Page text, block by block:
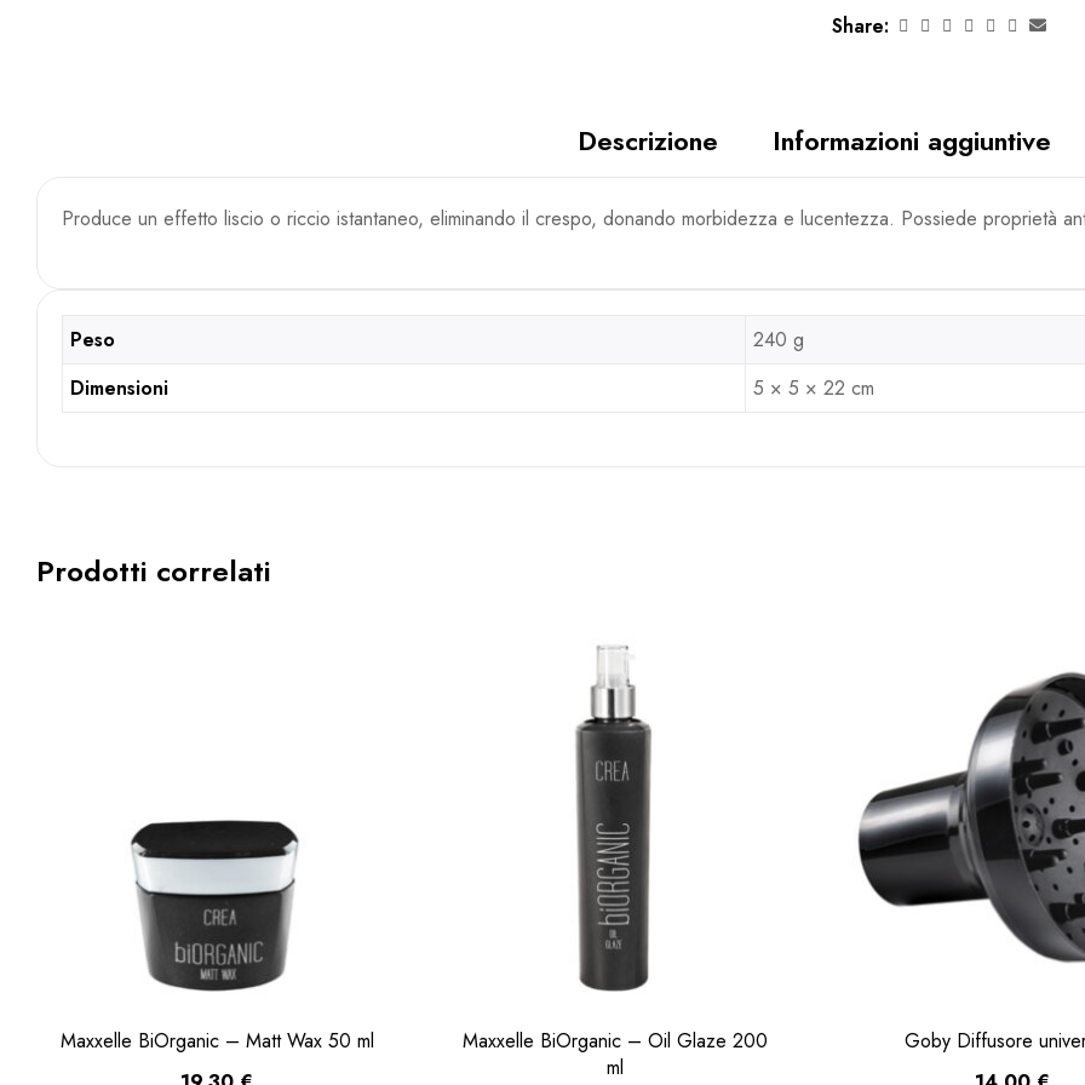
Share:
Descrizione Informazioni aggiuntive
Produce un effetto liscio o riccio istantaneo, eliminando il crespo, donando morbidezza e lucentezza. Possiede proprietà
Peso
240 g
Dimensioni
5 × 5 × 22 cm
Prodotti correlati
Maxxelle BiOrganic – Matt Wax 50 ml
Maxxelle BiOrganic – Oil Glaze 200
ml
Goby Diffusore